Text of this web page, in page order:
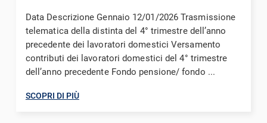
Data Descrizione Gennaio 12/01/2026 Trasmissione
telematica della distinta del 4° trimestre dell’anno
precedente dei lavoratori domestici Versamento
contributi dei lavoratori domestici del 4° trimestre
dell’anno precedente Fondo pensione/ fondo ...
SCOPRI DI PIÙ